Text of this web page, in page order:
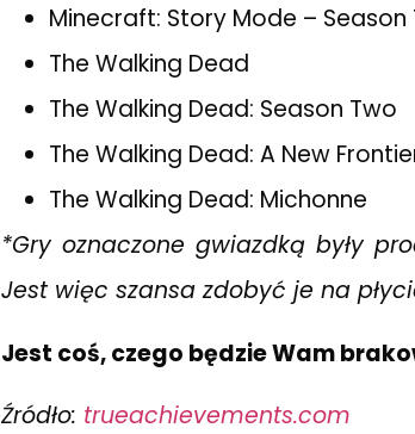
Minecraft: Story Mode – Season
The Walking Dead
The Walking Dead: Season Two
The Walking Dead: A New
The Walking Dead: Michonne
*Gry oznaczone gwiazdką były
Jest więc szansa zdobyć je na
Jest coś, czego będzie Wam
Źródło: trueachievements.com